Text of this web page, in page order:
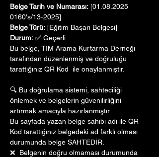
Belge Tarih ve Numarası: [01.08.2025
0160's/13-2025]
Belge Türü: [Eğitim Başarı Belgesi]
Durum: ✅ Geçerli
Bu belge, TİM Arama Kurtarma Derneği
tarafından düzenlenmiş ve doğruluğu
tarattığınız QR Kod  ile onaylanmıştır.
🔍 Bu doğrulama sistemi, sahteciliği
önlemek ve belgelerin güvenilirliğini
artırmak amacıyla hazırlanmıştır.
Bu sayfada yazan belge sahibi adı ile QR
Kod tarattığınız belgedeki ad farklı olması
durumunda belge SAHTEDİR.
❌  Belgenin doğru olmaması durumunda